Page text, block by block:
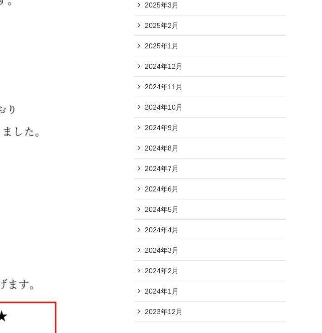
2025年3月
2025年2月
2025年1月
2024年12月
2024年11月
2024年10月
2024年9月
2024年8月
2024年7月
2024年6月
2024年5月
2024年4月
2024年3月
2024年2月
2024年1月
2023年12月